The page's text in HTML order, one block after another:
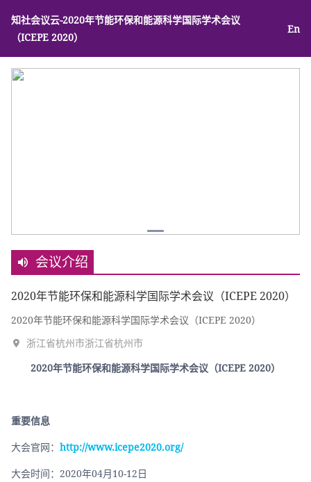
知社会议云-2020年节能环保和能源科学国际学术会议
（ICEPE 2020）
En
会议介绍
2020年节能环保和能源科学国际学术会议（ICEPE 2020）
2020年节能环保和能源科学国际学术会议（ICEPE 2020）
浙江省杭州市浙江省杭州市
2020年节能环保和能源科学国际学术会议（ICEPE 2020）
重要信息
大会官网： http://www.icepe2020.org/
大会时间：2020年04月10-12日